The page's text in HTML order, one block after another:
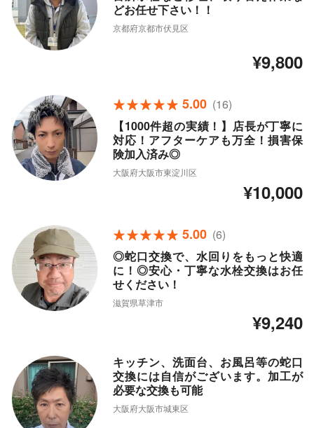
どお任せ下さい！！
京都府京都市伏見区
¥9,800
5.00 (16)
【1000件超の実績！】店長が丁寧に
対応！アフターケアも万全！損害保
険加入済み◎
大阪府大阪市東淀川区
¥10,000
5.00 (6)
◎蛇口交換で、水回りをもっと快適
に！◎安心・丁寧な水栓交換はお任
せください！
滋賀県草津市
¥9,240
キッチン、洗面台、お風呂等の蛇口
交換には自信がございます。加工が
必要な交換も可能
大阪府大阪市城東区